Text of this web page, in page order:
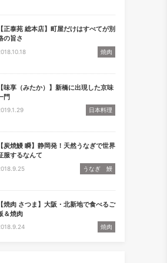
【正泰苑 総本店】町屋だけはすべてが別
の旨さ
焼肉
【味享（みたか）】新橋に出現した京味
門
日本料理
【炭焼鰻 瞬】静岡発！天然うなぎで世界
服するなんて
うなぎ 鰻
【焼肉 さつま】大阪・北新地で食べるご
＆焼肉
焼肉